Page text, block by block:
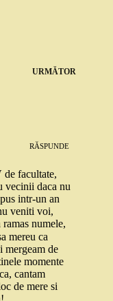
URMĂTOR
RĂSPUNDE
facultate,
vecinii daca nu
intr-un an
veniti voi,
numele,
mereu ca
mergeam de
momente
cantam
de mere si